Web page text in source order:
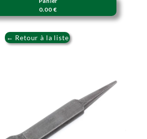
0.00 €
← Retour à la liste